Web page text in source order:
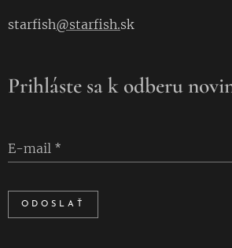
starfish@starfish.sk
Prihláste sa k odberu
E-mail
ODOSLAŤ